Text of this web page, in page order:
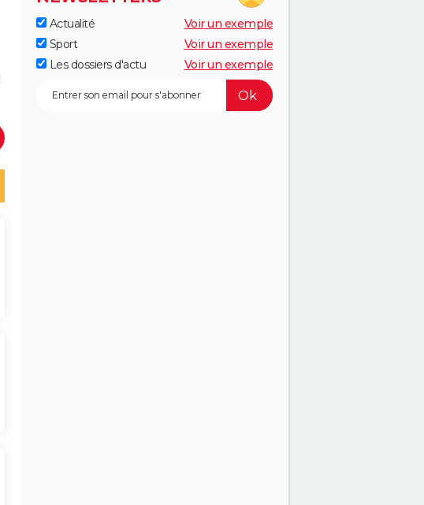
Actualité
Voir un exemple
Sport
Voir un exemple
Les dossiers d'actu
Voir un exemple